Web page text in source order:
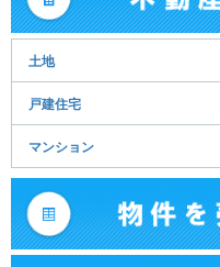
土地
戸建住宅
マンション